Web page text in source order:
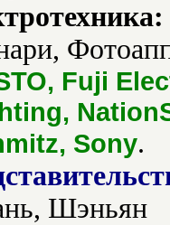
Fuji
Sony.
Шэньян